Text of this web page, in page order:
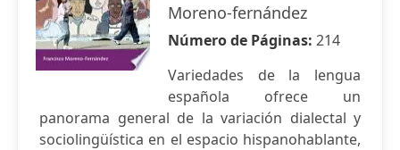
Moreno-fernández
Número de Páginas: 214
Variedades de la lengua
española ofrece un
panorama general de la variación dialectal y
sociolingüística en el espacio hispanohablante,